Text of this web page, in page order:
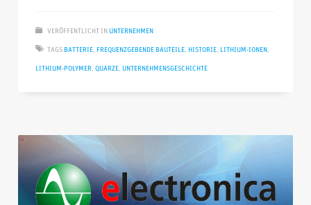
VERÖFFENTLICHT IN UNTERNEHMEN
TAGS BATTERIE, FREQUENZGEBENDE BAUTEILE, HISTORIE, LITHIUM-IONEN,
LITHIUM-POLYMER,QUARZE, UNTERNEHMENSGESCHICHTE